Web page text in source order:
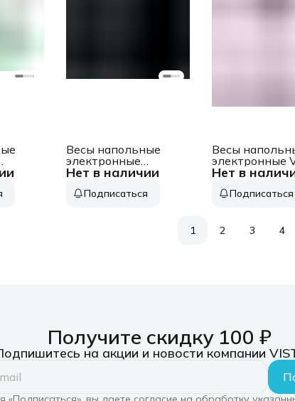
Нет в наличии
Весы напольные
электронные
Scarlett SC-
макс.180кг черный
Подписаться
Нет в
Весы
электронные
VT-1968 P
Подписаться
1 2 3 4
Получите скидку 100 ₽
на акции и новости компании